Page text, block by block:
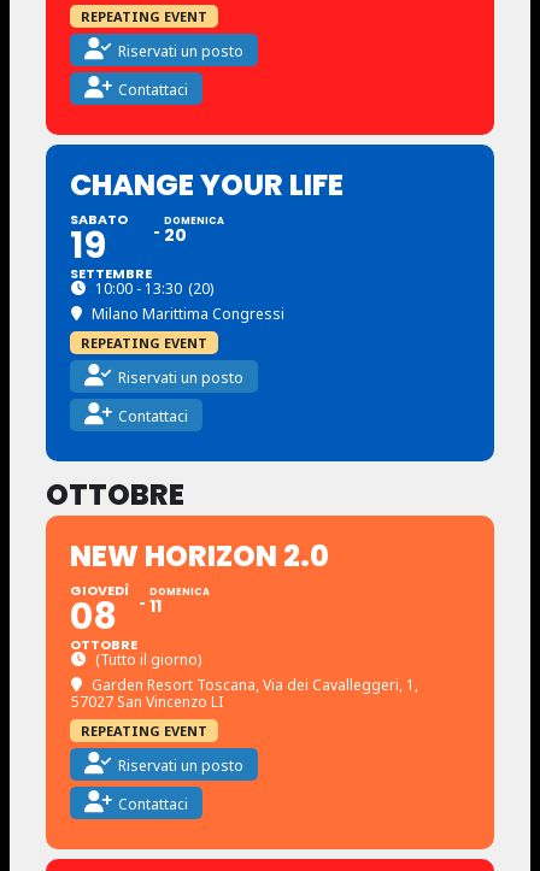
REPEATING EVENT
Riservati un posto
Contattaci
CHANGE YOUR LIFE
SABATO
19
SETTEMBRE
DOMENICA
20
10:00 - 13:30 (20)
Milano Marittima Congressi
REPEATING EVENT
Riservati un posto
Contattaci
OTTOBRE
NEW HORIZON 2.0
GIOVEDÌ
08
OTTOBRE
DOMENICA
11
(Tutto il giorno)
Garden Resort Toscana, Via dei Cavalleggeri, 1,
57027 San Vincenzo LI
REPEATING EVENT
Riservati un posto
Contattaci